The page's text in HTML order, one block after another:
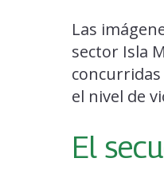
Las
sector Isla
el nivel de
El